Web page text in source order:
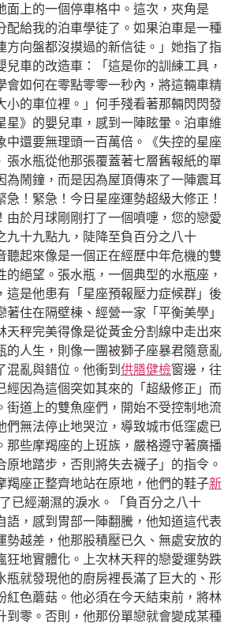
面上的一個停車格中。這次，夾角是
給我的泊車學徒了。如果泊車是一種
方向盤都沒摸過的新信徒。」她指了指
兒車的改造車：「這是你的訓練工具，
會如何在零點零零一秒內，將這輛車精
小的車位裡。」何手殘看著那輛閃閃發
星》的嬰兒車，感到一陣眩暈。泊車維
中還要無理頭一百萬倍。《失控的星座
張水瓶從他那張覆蓋著七層舊報紙的單
為鬧鐘，而是因為屋頂傳來了一陣震耳
急！緊急！今日星座運勢超級大修正！
由於月球剛剛打了一個噴嚏，您的戀愛
九十九點九，陡降至負百分之八十
聽起來像是一個正在經歷中年危機的雙
的絕望。張水瓶，一個典型的水瓶座，
這是他患有「星座預報壓力症候群」後
住在隔壁棟、經營一家「平衡美學」
天秤完美得像是從黃金分割線中走出來
的人生，則像一團被獅子座暴君隨意亂
混亂與錯位。他衝到 供膳健檢窗邊，往
經因為這個突如其來的「超級修正」而
街道上的雙魚座們，開始不受控制地流
們無法停止地哭泣，導致城市低窪處已
那些摩羯座的上班族，嚴格遵守著廣播
原地踏步，否則將失去襪子」的指令。
羯座正整齊地站在原地，他們的鞋子新
已經潮濕的淚水。「負百分之八十
語，感到胃部一陣翻騰，他知道這代表
勢越差，他那股積壓已久、無處安放的
狂地實體化。上次林天秤的戀愛運勢跌
瓶就發現他的廚房裡長滿了巨大的、形
紅色蘑菇。他必須在今天結束前，將林
到零。否則，他那份單戀就會變成某種